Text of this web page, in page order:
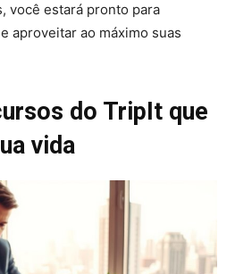
você estará pronto para
aproveitar ao máximo suas
do TripIt que
vida